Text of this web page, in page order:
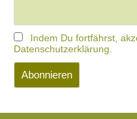
Indem Du fortfährst,
Datenschutzerklärung.